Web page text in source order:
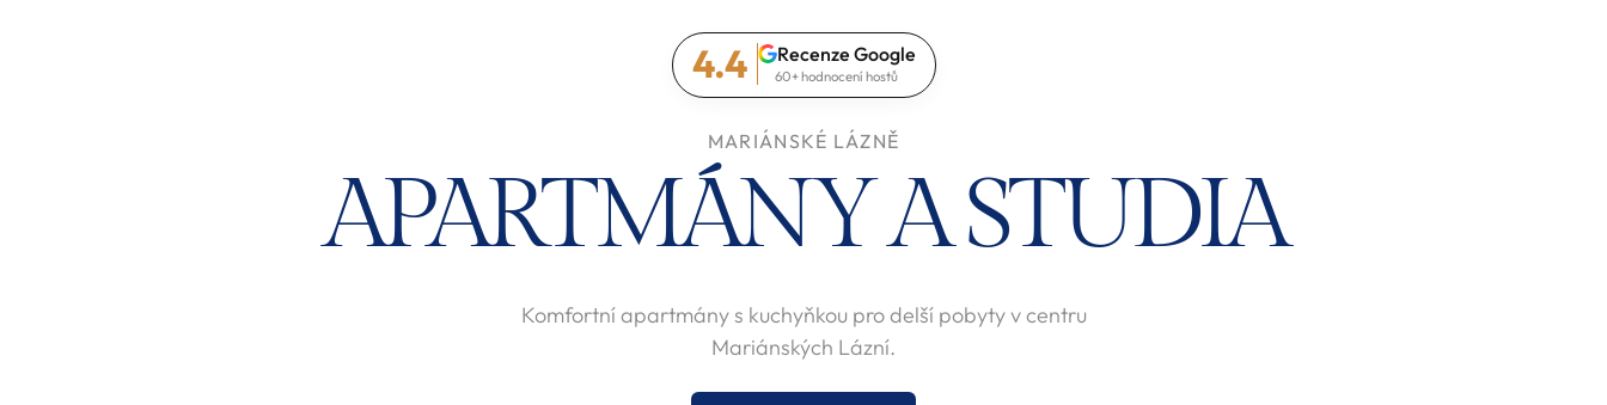
4.4 Recenze Google
60+ hodnocení hostů
MARIÁNSKÉ LÁZNĚ
APARTMÁNY A STUDIA
Komfortní apartmány s kuchyňkou pro delší pobyty v centru
Mariánských Lázní.